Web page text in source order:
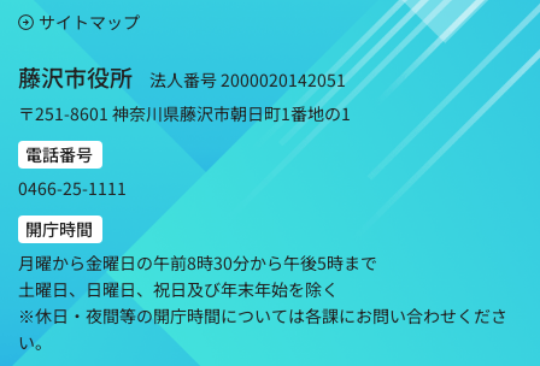
サイトマップ
藤沢市役所
法人番号 2000020142051
〒251-8601 神奈川県藤沢市朝日町1番地の1
電話番号
0466-25-1111
開庁時間
月曜から金曜日の午前8時30分から午後5時まで
土曜日、日曜日、祝日及び年末年始を除く
※休日・夜間等の開庁時間については各課にお問い合わせくださ
い。